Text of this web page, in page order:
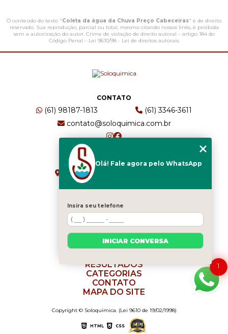
O conteúdo do texto "Coleta da água da Chuva Preço Cabeceiras" é de direito
reservado. Sua reprodução, parcial ou total, mesmo citando nossos links, é proibida
sem a autorização do autor. Crime de violação de direito autoral – artigo 184 do
Código Penal – Lei 9610/98 - Lei de direitos autorais.
CONTATO
(61) 98187-1813
(61) 3346-3611
contato@soloquimica.com.br
ENDEREÇO
CRS 511 Sul, Bl B, Sl 49 - Asa Sul
Brasília - DF - CEP: 70361-520
HOME
EMPRESA
SERVIÇOS
RESULTADOS
CATEGORIAS
CONTATO
MAPA DO SITE
Copyright © Soloquimica. (Lei 9610 de 19/02/1998)
HTML CSS
1
Olá! Fale agora pelo WhatsApp
Insira seu telefone
INICIAR CONVERSA